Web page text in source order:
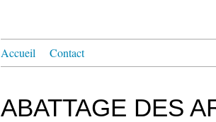
Accueil Contact
ABATTAGE DES